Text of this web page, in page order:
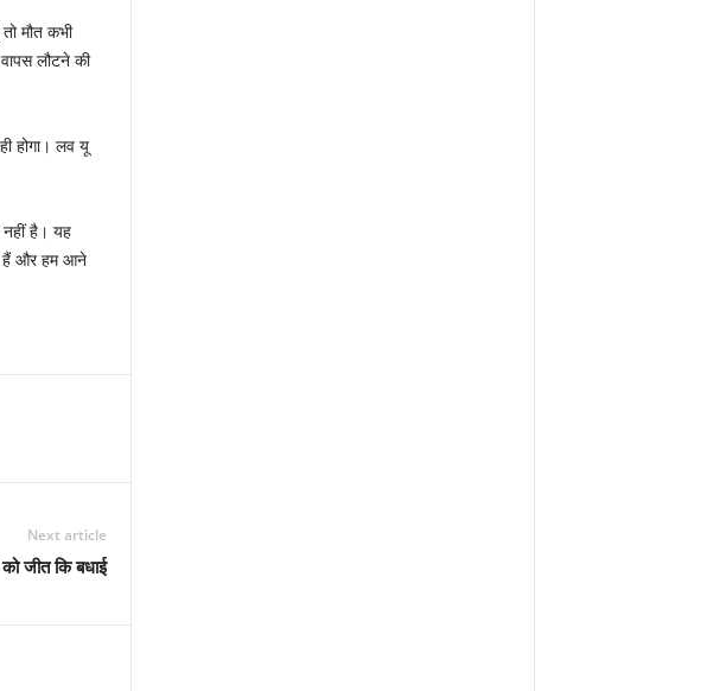
मौत कभी
लौटने की
होगा। लव यू
नहीं है। यह
हैं और हम आने
Next article
को जीत कि बधाई